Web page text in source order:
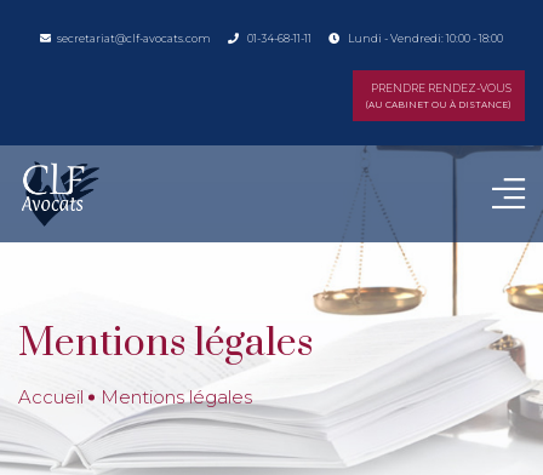
secretariat@clf-avocats.com 01-34-68-11-11 Lundi - Vendredi: 10:00 - 18:00
PRENDRE RENDEZ-VOUS
(AU CABINET OU À DISTANCE)
Mentions légales
Accueil Mentions légales